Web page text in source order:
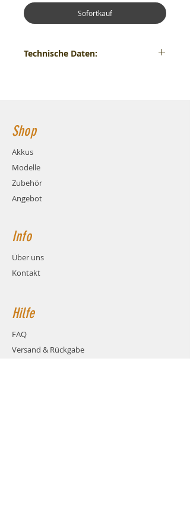
Sofortkauf
Technische Daten:
Shop
Akkus
Modelle
Zubehör
Angebot
Info
Über uns
Kontakt
Hilfe
FAQ
Versand & Rückgabe